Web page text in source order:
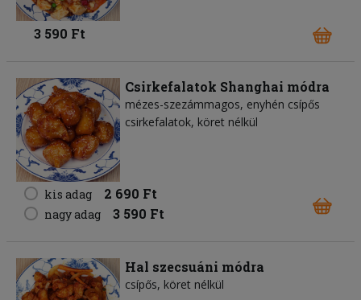
3 590 Ft
Csirkefalatok Shanghai módra
mézes-szezámmagos, enyhén csípős
csirkefalatok, köret nélkül
kis adag 2 690 Ft
nagy adag 3 590 Ft
Hal szecsuáni módra
csípős, köret nélkül